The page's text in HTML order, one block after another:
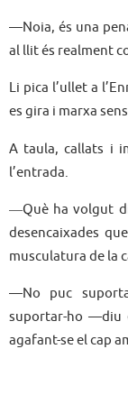
—Noia, és una
al llit és realment
Li pica l’ullet a
es gira i marxa
A taula, callats i
l’entrada.
―Què ha volgut
desencaixades
musculatura de la
—No puc
suportar-ho —diu
agafant-se el cap